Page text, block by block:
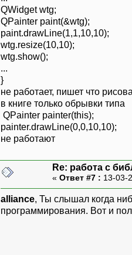
QWidget wtg;
QPainter paint(&wtg);
paint.drawLine(1,1,10,10);
wtg.resize(10,10);
wtg.show();
...
}
не работает, пишет что
в книге только обрывки типа
QPainter painter(this);
painter.drawLine(0,0,10,10);
не работают
Re: работа с
« Ответ #7 : 13-03-
alliance, Ты слышал когда
программирования. Вот и